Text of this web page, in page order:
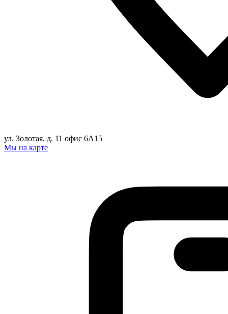
ул. Золотая, д. 11 офис 6А15
Мы на карте